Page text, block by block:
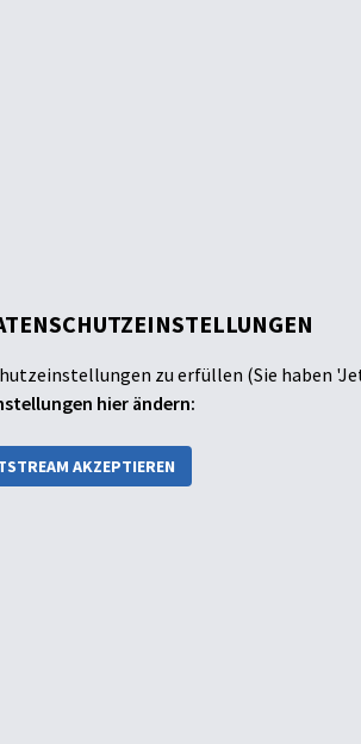
zu erfüllen (Sie haben
hier ändern:
AKZEPTIEREN